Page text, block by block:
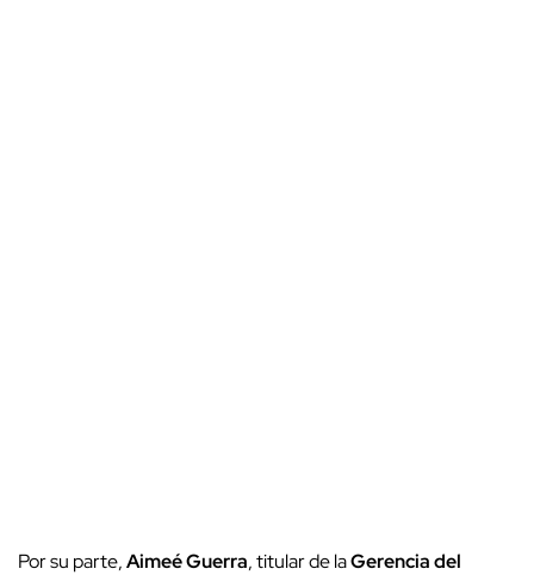
Por su parte,Aimeé Guerra, titular de laGerencia del